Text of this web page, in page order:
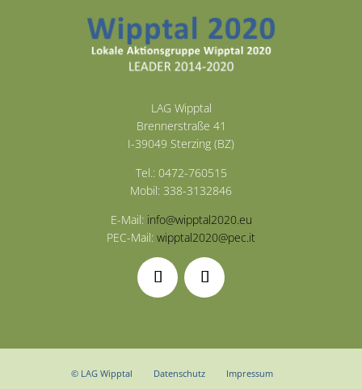
LAG Wipptal
Brennerstraße 41
I-39049 Sterzing (BZ)
Tel.: 0472-760515
Mobil: 338-3132846
E-Mail: info@wipptal2020.eu
PEC-Mail: wipptal2020@pec.it
© LAG Wipptal Datenschutz Impressum